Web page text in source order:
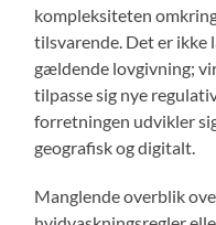
kompleksiteten
tilsvarende. Det er
gældende lovgivning;
tilpasse sig nye
forretningen udvikler
geografisk og digitalt.
Manglende overblik